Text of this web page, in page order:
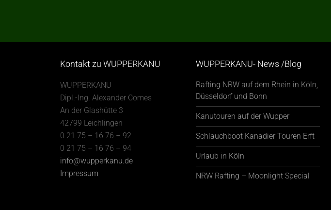
Kontakt zu WUPPERKANU
WUPPERKANU
Dipl.-Ing. Alexander Comes
An der Glashütte 3
42799 Leichlingen
0 21 75 – 16 76 – 92
0 21 75 – 16 76 – 94
info@wupperkanu.de
Impressum
WUPPERKANU- News /Blog
Rafting NRW auf dem Rhein in Köln,
Düsseldorf und Bonn
Kanutouren auf der Wupper
Schlauchboot Kanadier Touren Erft
Urlaub in Köln
NRW Rafting – Moonlight Special